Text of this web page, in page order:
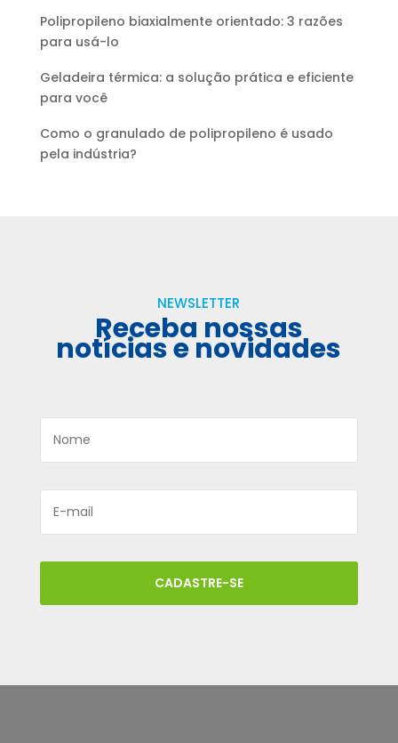
Polipropileno biaxialmente orientado: 3 razões
para usá-lo
Geladeira térmica: a solução prática e eficiente
para você
Como o granulado de polipropileno é usado
pela indústria?
NEWSLETTER
Receba nossas
notícias e novidades
CADASTRE-SE